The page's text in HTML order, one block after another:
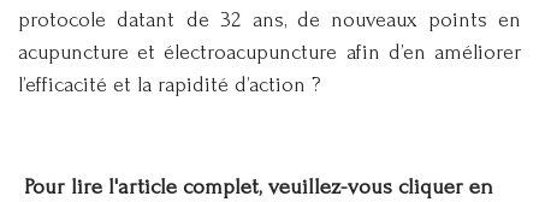
protocole datant de 32 ans, de nouveaux points en
acupuncture et électroacupuncture afin d’en améliorer
l’efficacité et la rapidité d’action ?
Pour lire l'article complet, veuillez-vous cliquer en